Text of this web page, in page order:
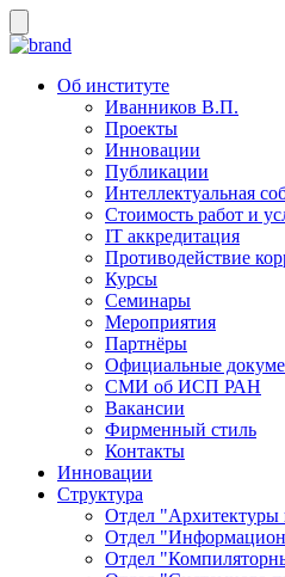
Об институте
Иванников В.П.
Проекты
Инновации
Публикации
Интеллектуальная
Стоимость работ и
IT аккредитация
Противодействие
Курсы
Семинары
Мероприятия
Партнёры
Официальные
СМИ об ИСП РАН
Вакансии
Фирменный стиль
Контакты
Инновации
Структура
Отдел "Архитектуры
Отдел
Отдел